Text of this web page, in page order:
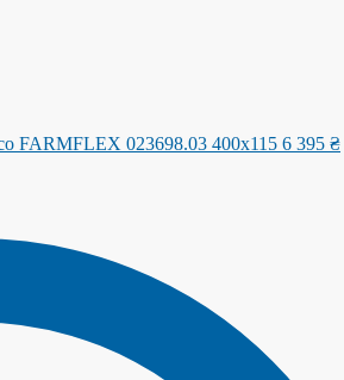
FARMFLEX 023698.03 400x115 6 395 ₴